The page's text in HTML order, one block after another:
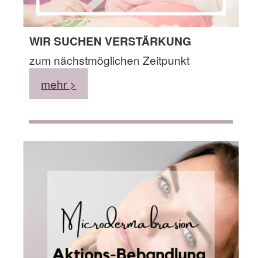
WIR SUCHEN VERSTÄRKUNG
zum nächstmöglichen Zeitpunkt
mehr >